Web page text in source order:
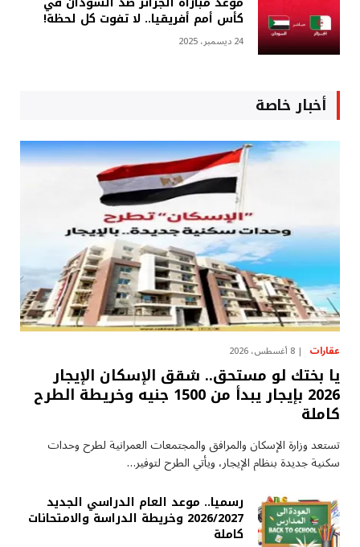
كأس أمم أفريقيا.. لا تفوت كل لحظة!
24 ديسمبر، 2025
أخبار خاصة
عقارات 8 أغسطس، 2026
يا بختك لو مستحق.. شقق الإسكان الإيجار
2026 بإيجار يبدأ من 1500 جنيه وخريطة الطرح
كاملة
تستعد وزارة الإسكان والمرافق والمجتمعات العمرانية لطرح وحدات
سكنية جديدة بنظام الإيجار، ويأتي الطرح لتوفير…
رسميا.. موعد العام الدراسي الجديد
2026/2027 وخريطة الدراسة والامتحانات
كاملة